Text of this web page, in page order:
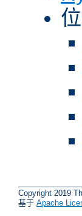
Copyright 2019
基于 Apache